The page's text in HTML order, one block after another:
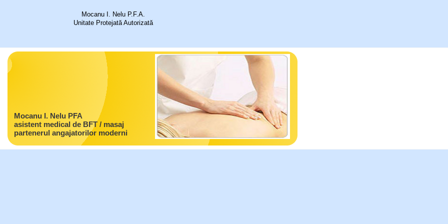
Mocanu I. Nelu P.F.A.
Unitate Protejată Autorizată
Mocanu I. Nelu PFA
asistent medical de BFT / masaj
partenerul angajatorilor moderni